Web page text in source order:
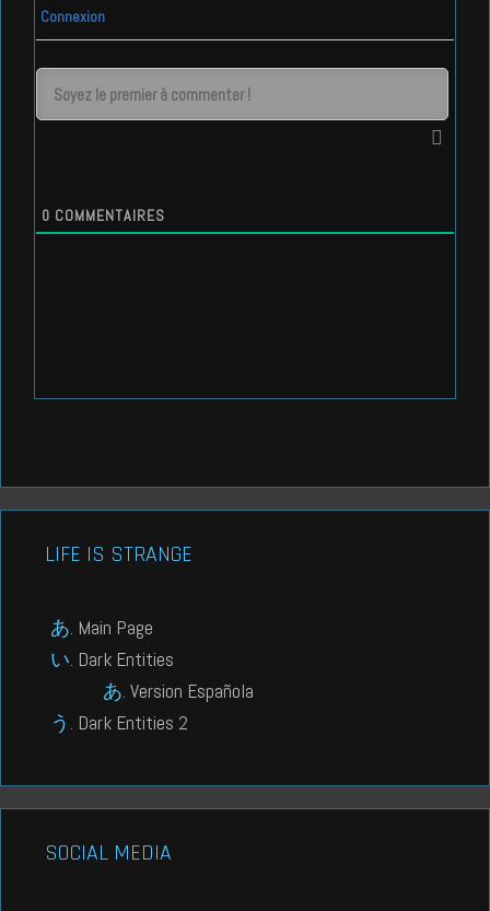
Connexion
0 COMMENTAIRES
LIFE IS STRANGE
Main Page
Dark Entities
Version Española
Dark Entities 2
SOCIAL MEDIA